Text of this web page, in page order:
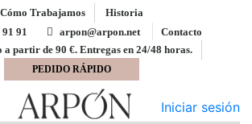
Cómo Trabajamos
Historia
91
arpon@arpon.net
Contacto
partir de 90 €. Entregas en 24/48 horas.
PEDIDO RÁPIDO
Iniciar sesión
Sobre 162x229 Digital tira silicona
der. digital 45x100 pos v. 20-60